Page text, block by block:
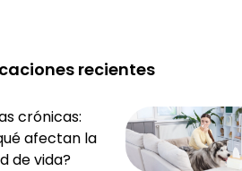
recientes
crónicas:
afectan la
de vida?